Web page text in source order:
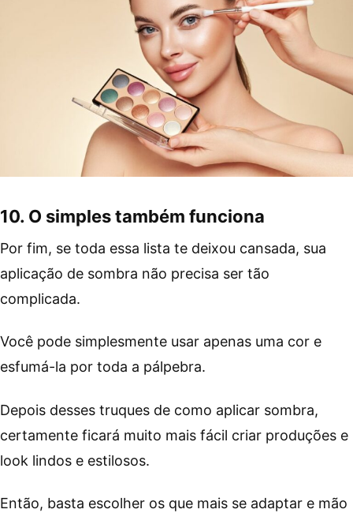
10. O simples também funciona
Por fim, se toda essa lista te deixou cansada, sua
aplicação de sombra não precisa ser tão
complicada.
Você pode simplesmente usar apenas uma cor e
esfumá-la por toda a pálpebra.
Depois desses truques de como aplicar sombra,
certamente ficará muito mais fácil criar produções e
look lindos e estilosos.
Então, basta escolher os que mais se adaptar e mão